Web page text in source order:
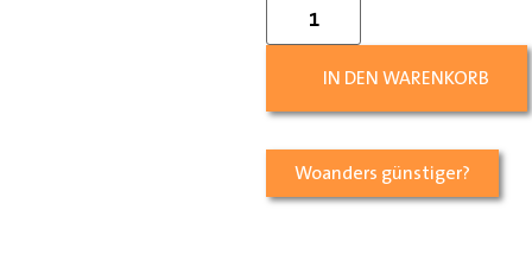
IN DEN WARENKORB
Woanders günstiger?